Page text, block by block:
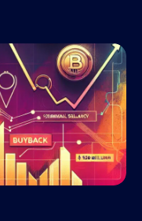
forvalter for
likviditet.
et